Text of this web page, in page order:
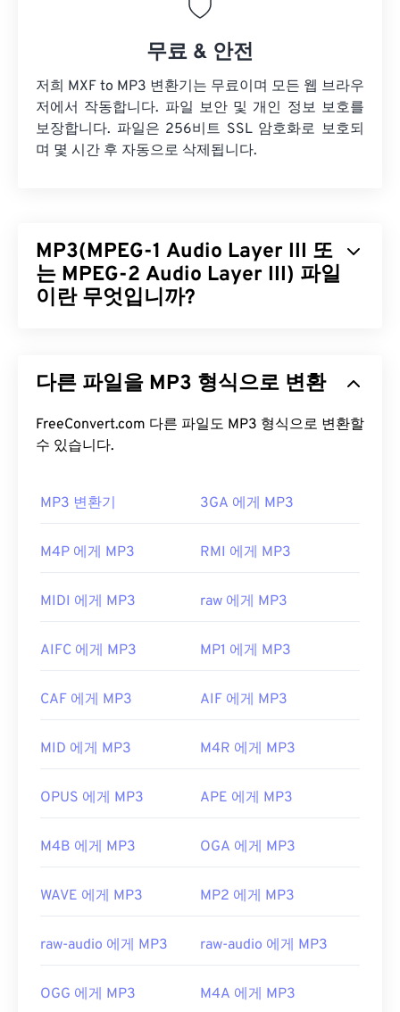
무료 & 안전
저희 MXF to MP3 변환기는 무료이며 모든 웹 브라우
저에서 작동합니다. 파일 보안 및 개인 정보 보호를
보장합니다. 파일은 256비트 SSL 암호화로 보호되
며 몇 시간 후 자동으로 삭제됩니다.
MP3(MPEG-1 Audio Layer III 또
는 MPEG-2 Audio Layer III) 파일
이란 무엇입니까?
축하여 디지털 저장 및 전송을 가능하게 하는 디지털
장 널리 사용되는 오디오 파일입니다. 크기가 작고 품
질이 우수하여
MP3 파일을 어떻게 여나요?
MP3 파일은 널리 보급되어 대부분의 주요 오디오 재
면 선호하는 플랫폼에 따라
iTunes또는Windows
Media Player
에서 열립니다. 사용자는
두 가지 파일 형식이 있다는 점에 유의하세요. 하나는
Data 이고, 다른 하나는 비트코인으로 몸값을 요구했
니다. 다행히 현재는 비활성화되어 더 이상 위협이 되
개발자: ISO/IEC
동영상 전문가 그룹
유용한 링크:
https://en.wikipedia.org/wiki/MP3
음악-플레이어-애플리케이션-포맷.html
다른 파일을 MP3 형식으로 변환
FreeConvert.com 다른 파일도 MP3 형식으로 변환할
수 있습니다.
MP3 변환기 3GA 에게 MP3
M4P 에게 MP3 RMI 에게 MP3
MIDI 에게 MP3 raw 에게 MP3
AIFC 에게 MP3 MP1 에게 MP3
CAF 에게 MP3 AIF 에게 MP3
MID 에게 MP3 M4R 에게 MP3
OPUS 에게 MP3 APE 에게 MP3
M4B 에게 MP3 OGA 에게 MP3
WAVE 에게 MP3 MP2 에게 MP3
raw-audio 에게 MP3 raw-audio 에게 MP3
OGG 에게 MP3 M4A 에게 MP3